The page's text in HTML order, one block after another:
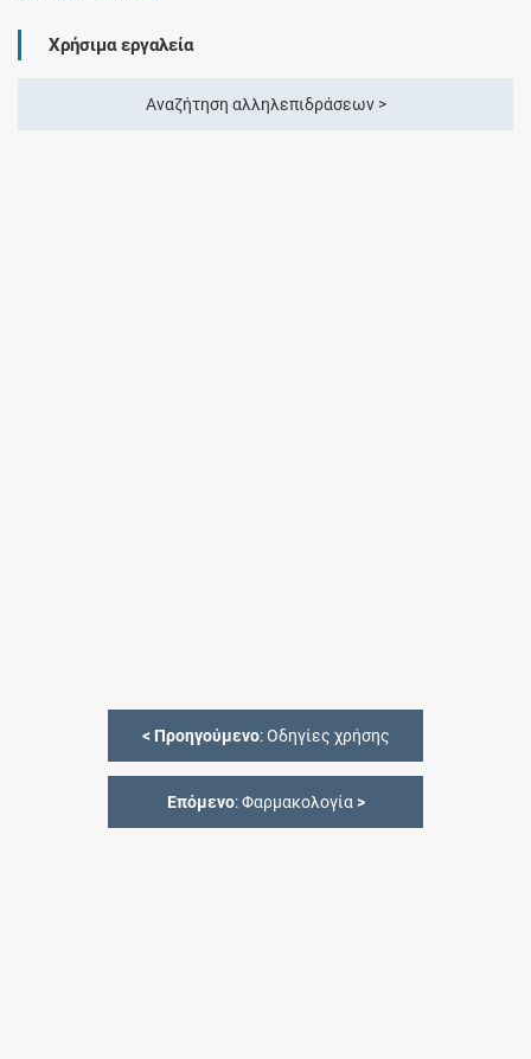
Χρήσιμα εργαλεία
Αναζήτηση αλληλεπιδράσεων >
< Προηγούμενο: Οδηγίες χρήσης
Επόμενο: Φαρμακολογία>